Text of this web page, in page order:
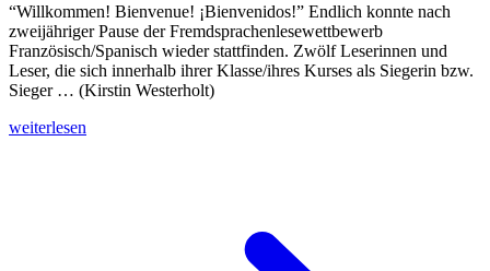
“Willkommen! Bienvenue! ¡Bienvenidos!” Endlich konnte nach
zweijähriger Pause der Fremdsprachenlesewettbewerb
Französisch/Spanisch wieder stattfinden. Zwölf Leserinnen und
Leser, die sich innerhalb ihrer Klasse/ihres Kurses als Siegerin bzw.
Sieger … (Kirstin Westerholt)
weiterlesen